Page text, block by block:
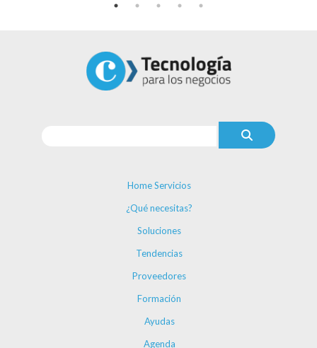
Home Servicios
¿Qué necesitas?
Soluciones
Tendencias
Proveedores
Formación
Ayudas
Agenda